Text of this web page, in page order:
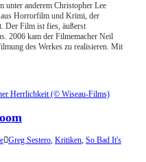
unter anderem Christopher Lee
Horrorfilm und Krimi, der
Der Film ist fies, äußerst
2006 kam der Filmemacher Neil
des Werkes zu realisieren. Mit
Greg Sestero, Kritiken, So Bad It's